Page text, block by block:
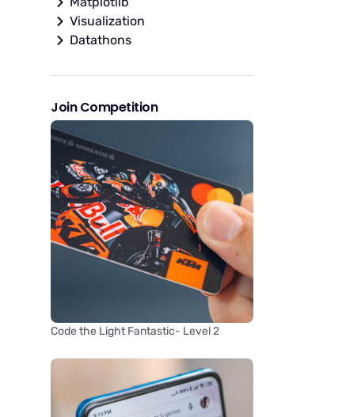
Visualization
Datathons
Join Competition
Code the Light Fantastic- Level 2